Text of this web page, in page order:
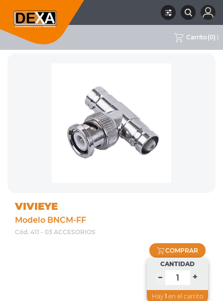
Carrito (0)
RUBRO 03 ACCESORIOS MARCA VIVIEYE
VIVIEYE
Modelo BNCM-FF
Cód. 411 - 03 ACCESORIOS
COMPRAR
CANTIDAD
– +
Hay 1 en el carrito